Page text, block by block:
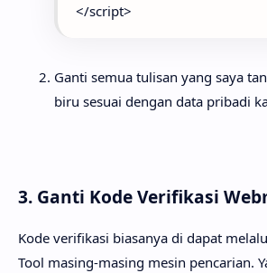
</script>
Ganti semua tulisan yang saya
biru sesuai dengan data pribadi
3. Ganti Kode Verifikasi
Kode verifikasi biasanya di dapat
Tool masing-masing mesin pencarian.